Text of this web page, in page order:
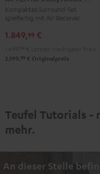
+
Yamaha
RX-
für
+
Yamaha
RX-
für
Kompaktes Surround-Set
spielfertig mit AV-Receiver
1.849,99 €
2.199, 99 € Originalpreis
Teufel Tutorials -
mehr.
An dieser Stelle